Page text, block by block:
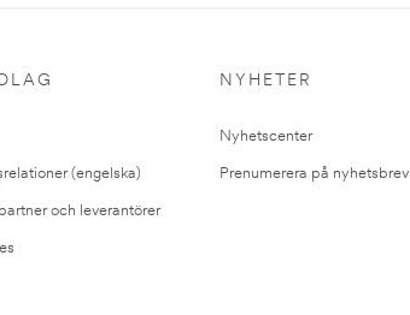
(engelska)
och leverantörer
NYHETER
Nyhetscenter
Prenumerera på nyhetsbrev